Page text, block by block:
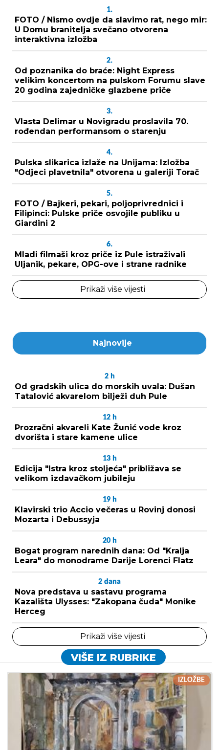
1.
FOTO / Nismo ovdje da slavimo rat, nego mir:
U Domu branitelja svečano otvorena
interaktivna izložba
2.
Od poznanika do braće: Night Express
velikim koncertom na pulskom Forumu slave
20 godina zajedničke glazbene priče
3.
Vlasta Delimar u Novigradu proslavila 70.
rođendan performansom o starenju
4.
Pulska slikarica izlaže na Unijama: Izložba
"Odjeci plavetnila" otvorena u galeriji Torač
5.
FOTO / Bajkeri, pekari, poljoprivrednici i
Filipinci: Pulske priče osvojile publiku u
Giardini 2
6.
Mladi filmaši kroz priče iz Pule istraživali
Uljanik, pekare, OPG-ove i strane radnike
Prikaži više vijesti
Najnovije
2 h
Od gradskih ulica do morskih uvala: Dušan
Tatalović akvarelom bilježi duh Pule
12 h
Prozračni akvareli Kate Žunić vode kroz
dvorišta i stare kamene ulice
13 h
Edicija "Istra kroz stoljeća" približava se
velikom izdavačkom jubileju
19 h
Klavirski trio Accio večeras u Rovinj donosi
Mozarta i Debussyja
20 h
Bogat program narednih dana: Od "Kralja
Leara" do monodrame Darije Lorenci Flatz
2 dana
Nova predstava u sastavu programa
Kazališta Ulysses: "Zakopana čuda" Monike
Herceg
Prikaži više vijesti
VIŠE IZ RUBRIKE
IZLOŽBE